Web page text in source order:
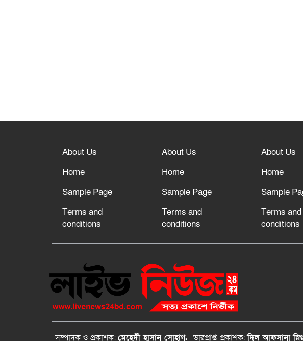
About Us
Home
Sample Page
Terms and
conditions
About Us
Home
Sample Page
Terms and
conditions
About Us
Home
Sample
Terms and
conditions
সম্পাদক ও প্রকাশক:মেহেদী হাসান সোহাগ.ভারপ্রাপ্ত প্রকাশক:দিল আফসানা